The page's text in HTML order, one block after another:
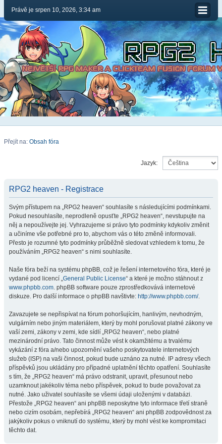
Právě je srpen 10, 2026, 3:34 am
Přejít na: Obsah fóra
Jazyk:
RPG2 heaven - Registrace
Svým přístupem na „RPG2 heaven“ souhlasíte s následujícími podmínkami.
Pokud nesouhlasíte, neprodleně opusťte „RPG2 heaven“, nevstupujte na
něj a nepoužívejte jej. Vyhrazujeme si právo tyto podmínky kdykoliv změnit
a učiníme vše potřebné pro to, abychom vás o této změně informovali.
Přesto je rozumné tyto podmínky průběžně sledovat vzhledem k tomu, že
používáním „RPG2 heaven“ s nimi souhlasíte.
Naše fóra beží na systému phpBB, což je řešení internetového fóra, které je
vydané pod licencí „General Public License“ a které je možno stáhnout z
www.phpbb.com. phpBB software pouze zprostředkovává internetové
diskuze. Pro další informace o phpBB navštivte: http://www.phpbb.com/.
Zavazujete se nepřispívat na fórum pohoršujícím, hanlivým, nevhodným,
vulgárním nebo jiným materiálem, který by mohl porušovat platné zákony ve
vaší zemi, zákony v zemi, kde sídlí „RPG2 heaven“, nebo platné
mezinárodní právo. Tato činnost může vést k okamžitému a trvalému
vykázání z fóra a/nebo upozornění vašeho poskytovatele internetových
služeb (ISP) na vaši činnost, pokud bude uznáno za nutné. IP adresy všech
příspěvků jsou ukládány pro případné uplatnění těchto opatření. Souhlasíte
s tím, že „RPG2 heaven“ má právo odstranit, upravit, přesunout nebo
uzamknout jakékoliv téma nebo příspěvek, pokud to bude považovat za
nutné. Jako uživatel souhlasíte se všemi údaji uloženými v databázi.
Přestože „RPG2 heaven“ ani phpBB neposkytne tyto informace třetí straně
nebo cizím osobám, nepřebírá „RPG2 heaven“ ani phpBB zodpovědnost za
jakýkoliv pokus o vniknutí do systému, který by mohl vést ke kompromitaci
těchto dat.